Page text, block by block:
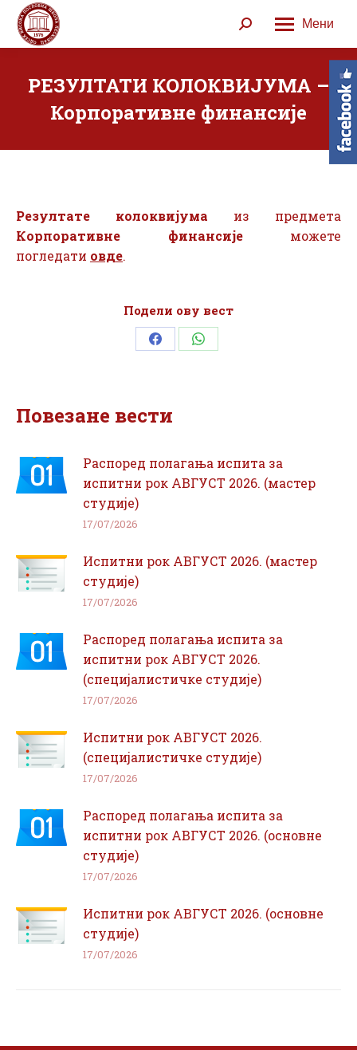
Мени
Search:
РЕЗУЛТАТИ КОЛОКВИЈУМА –
Корпоративне финансије
Резултате колоквијума из предмета
Корпоративне финансијеможете
погледати овде.
Подели ову вест
Share Share
Повезане вести
Распоред полагања испита за
испитни рок АВГУСТ 2026. (мастер
студије)
17/07/2026
Испитни рок АВГУСТ 2026. (мастер
студије)
17/07/2026
Распоред полагања испита за
испитни рок АВГУСТ 2026.
(специјалистичке студије)
17/07/2026
Испитни рок АВГУСТ 2026.
(специјалистичке студије)
17/07/2026
Распоред полагања испита за
испитни рок АВГУСТ 2026. (основне
студије)
17/07/2026
Испитни рок АВГУСТ 2026. (основне
студије)
17/07/2026